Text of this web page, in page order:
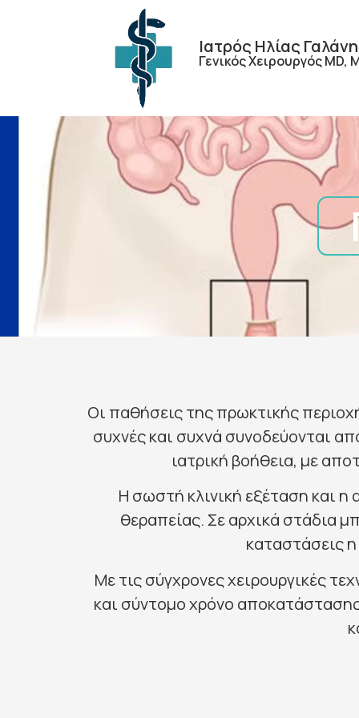
Ιατρός Ηλίας
Γενικός Χειρουργός MD,
Οι παθήσεις της πρωκτικής
συχνές και συχνά συνοδεύονται
ιατρική βοήθεια, με
Η σωστή κλινική εξέταση και η
θεραπείας. Σε αρχικά στάδια
καταστάσεις
Με τις σύγχρονες χειρουργικές
και σύντομο χρόνο